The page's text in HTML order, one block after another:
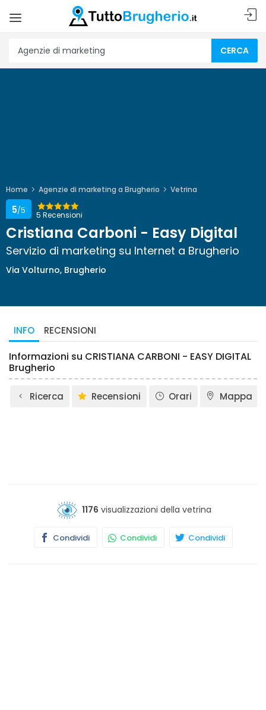
CERCA
Home Agenzie di marketing a Brugherio Vetrina
5 Recensioni
5/5
Cristiana Carboni - Easy Digital
Servizio di marketing su Internet a Brugherio
Via Volturno, Brugherio
INFO RECENSIONI
Informazioni su CRISTIANA CARBONI - EASY DIGITAL
Brugherio
Ricerca Recensioni Orari Mappa
1176 visualizzazioni della vetrina
Condividi Condividi Condividi